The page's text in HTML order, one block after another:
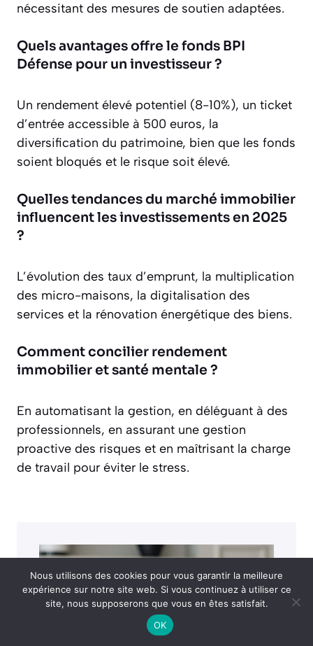
nécessitant des mesures de soutien adaptées.
Quels avantages offre le fonds BPI
Défense pour un investisseur ?
Un rendement élevé potentiel (8-10%), un ticket
d’entrée accessible à 500 euros, la
diversification du patrimoine, bien que les fonds
soient bloqués et le risque soit élevé.
Quelles tendances du marché immobilier
influencent les investissements en 2025
?
L’évolution des taux d’emprunt, la multiplication
des micro-maisons, la digitalisation des
services et la rénovation énergétique des biens.
Comment concilier rendement
immobilier et santé mentale ?
En automatisant la gestion, en déléguant à des
professionnels, en assurant une gestion
proactive des risques et en maîtrisant la charge
de travail pour éviter le stress.
Nous utilisons des cookies pour vous garantir la meilleure
expérience sur notre site web. Si vous continuez à utiliser ce
site, nous supposerons que vous en êtes satisfait.
OK